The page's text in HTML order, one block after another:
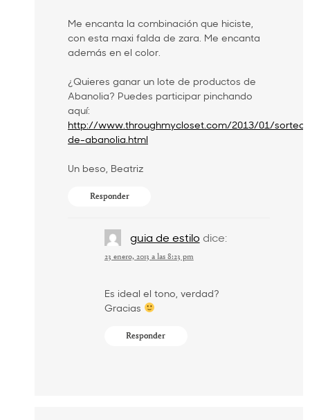
Me encanta la combinación que hiciste,
con esta maxi falda de zara. Me encanta
además en el color.
¿Quieres ganar un lote de productos de
Abanolia? Puedes participar pinchando
aquí:
http://www.throughmycloset.com/2013/01/sorteo-
de-abanolia.html
Un beso, Beatriz
Responder
guia de estilo dice:
23 enero, 2013 a las 8:23 pm
Es ideal el tono, verdad?
Gracias
Responder